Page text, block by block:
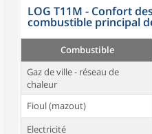
LOG T11M - Confort
combustible principal
Combustible
Gaz de ville - réseau de
chaleur
Fioul (mazout)
Electricité